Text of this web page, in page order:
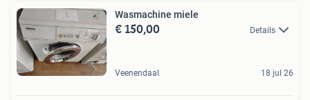
Wasmachine miele
€ 150,00 Details
Veenendaal 18 jul 26